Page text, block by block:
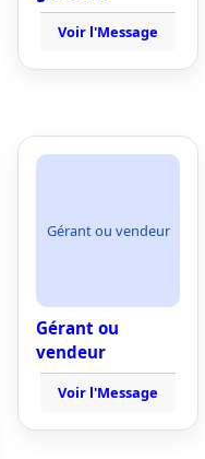
Voir l'Message
Gérant ou vendeur
Gérant ou
vendeur
Voir l'Message